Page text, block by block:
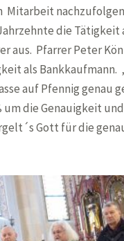
Mitarbeit
die Tätigkeit
aus. Pfarrer Peter
als Bankkaufmann.
auf Pfennig genau
um die Genauigkeit
Gott für die